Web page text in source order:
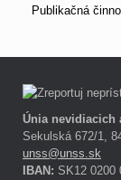
Publikačná
Únia nevidiacich
Sekulská 672/1,
unss@unss.sk
IBAN: SK12 0200